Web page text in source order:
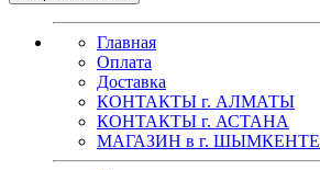
Главная
Оплата
Доставка
КОНТАКТЫ г. АЛМАТЫ
КОНТАКТЫ г. АСТАНА
МАГАЗИН в г. ШЫМКЕНТЕ